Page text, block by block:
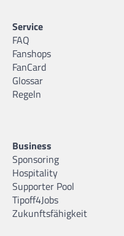
Service
FAQ
Fanshops
FanCard
Glossar
Regeln
Business
Sponsoring
Hospitality
Supporter Pool
Tipoff4Jobs
Zukunftsfähigkeit